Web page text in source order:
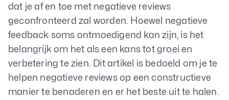
dat je af en toe met negatieve reviews
geconfronteerd zal worden. Hoewel negatieve
feedback soms ontmoedigend kan zijn, is het
belangrijk om het als een kans tot groei en
verbetering te zien. Dit artikel is bedoeld om je te
helpen negatieve reviews op een constructieve
manier te benaderen en er het beste uit te halen.